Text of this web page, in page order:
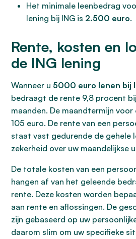
Het minimale leenbedrag
lening bij ING is 2.500 euro.
Rente, kosten en
de ING lening
Wanneer u 5000 euro lenen bij
bedraagt de rente 9,8 procent
maanden. De maandtermijn voor
105 euro. De rente van een
staat vast gedurende de gehele
zekerheid over uw maandelijkse
De totale kosten van een
hangen af van het geleende
rente. Deze kosten worden
aan rente en aflossingen. De
zijn gebaseerd op uw
daarom slim om uw specifieke